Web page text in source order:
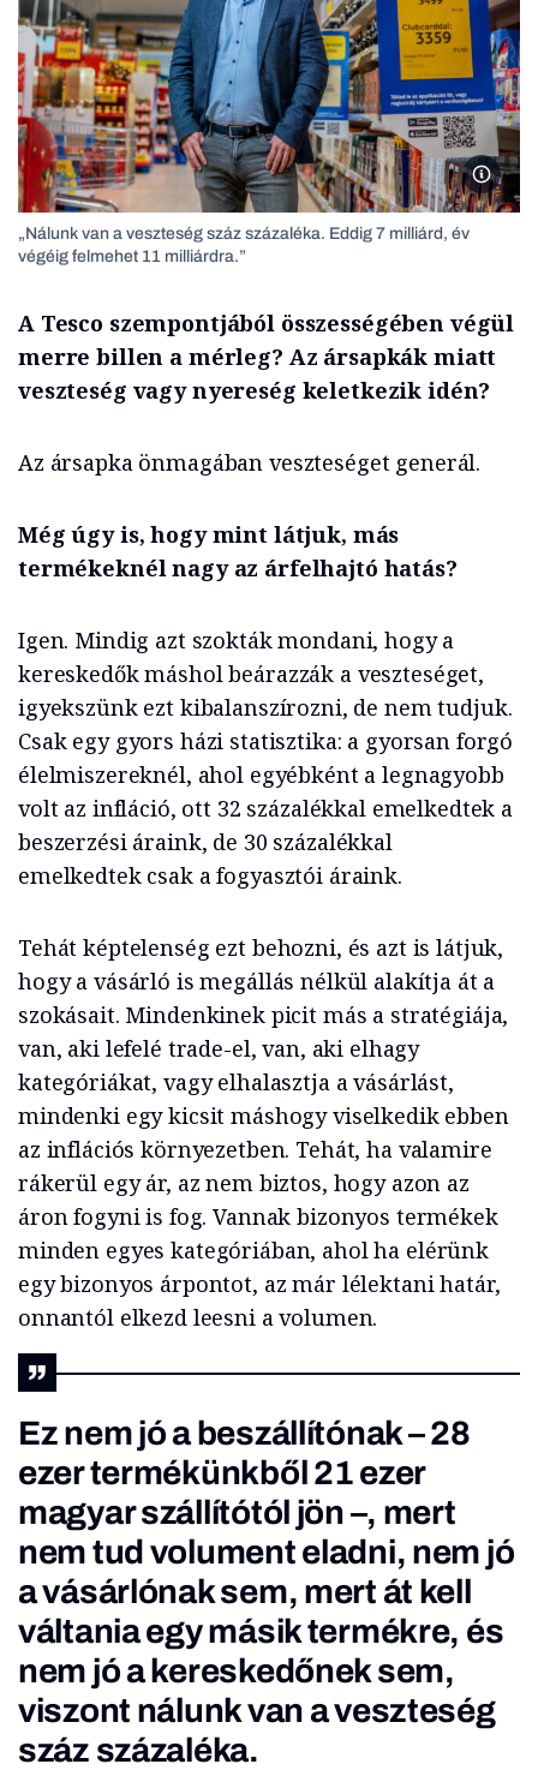
„Nálunk van a veszteség száz százaléka. Eddig 7 milliárd, év
végéig felmehet 11 milliárdra.”
A Tesco szempontjából összességében végül
merre billen a mérleg? Az ársapkák miatt
veszteség vagy nyereség keletkezik idén?
Az ársapka önmagában veszteséget generál.
Még úgy is, hogy mint látjuk, más
termékeknél nagy az árfelhajtó hatás?
Igen. Mindig azt szokták mondani, hogy a
kereskedők máshol beárazzák a veszteséget,
igyekszünk ezt kibalanszírozni, de nem tudjuk.
Csak egy gyors házi statisztika: a gyorsan forgó
élelmiszereknél, ahol egyébként a legnagyobb
volt az infláció, ott 32 százalékkal emelkedtek a
beszerzési áraink, de 30 százalékkal
emelkedtek csak a fogyasztói áraink.
Tehát képtelenség ezt behozni, és azt is látjuk,
hogy a vásárló is megállás nélkül alakítja át a
szokásait. Mindenkinek picit más a stratégiája,
van, aki lefelé trade-el, van, aki elhagy
kategóriákat, vagy elhalasztja a vásárlást,
mindenki egy kicsit máshogy viselkedik ebben
az inflációs környezetben. Tehát, ha valamire
rákerül egy ár, az nem biztos, hogy azon az
áron fogyni is fog. Vannak bizonyos termékek
minden egyes kategóriában, ahol ha elérünk
egy bizonyos árpontot, az már lélektani határ,
onnantól elkezd leesni a volumen.
Ez nem jó a beszállítónak – 28
ezer termékünkből 21 ezer
magyar szállítótól jön –, mert
nem tud volument eladni, nem jó
a vásárlónak sem, mert át kell
váltania egy másik termékre, és
nem jó a kereskedőnek sem,
viszont nálunk van a veszteség
száz százaléka.